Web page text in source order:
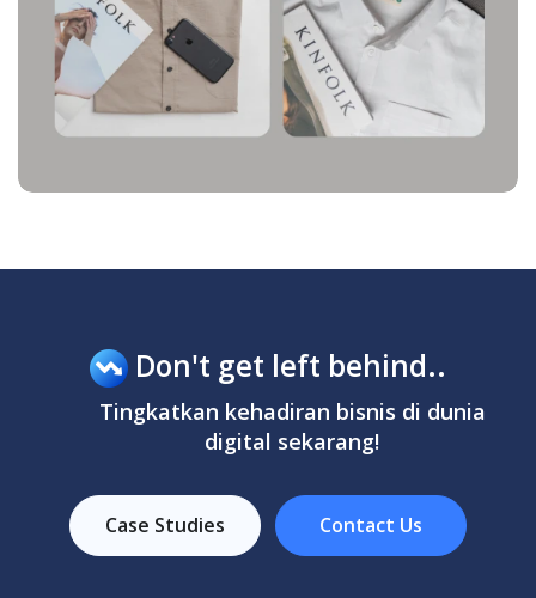
Don't get left behind..
Tingkatkan kehadiran bisnis di dunia
digital sekarang!
Case Studies Contact Us